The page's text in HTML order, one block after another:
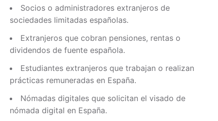
Socios o administradores extranjeros de
sociedades limitadas españolas.
Extranjeros que cobran pensiones, rentas o
dividendos de fuente española.
Estudiantes extranjeros que trabajan o realizan
prácticas remuneradas en España.
Nómadas digitales que solicitan el visado de
nómada digital en España.